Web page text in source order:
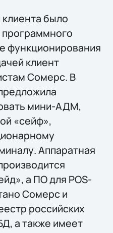
было
программного
функционирования
клиент
Сомерс. В
мини-АДМ,
«сейф»,
Аппаратная
а ПО для POS-
Сомерс и
российских
а также имеет